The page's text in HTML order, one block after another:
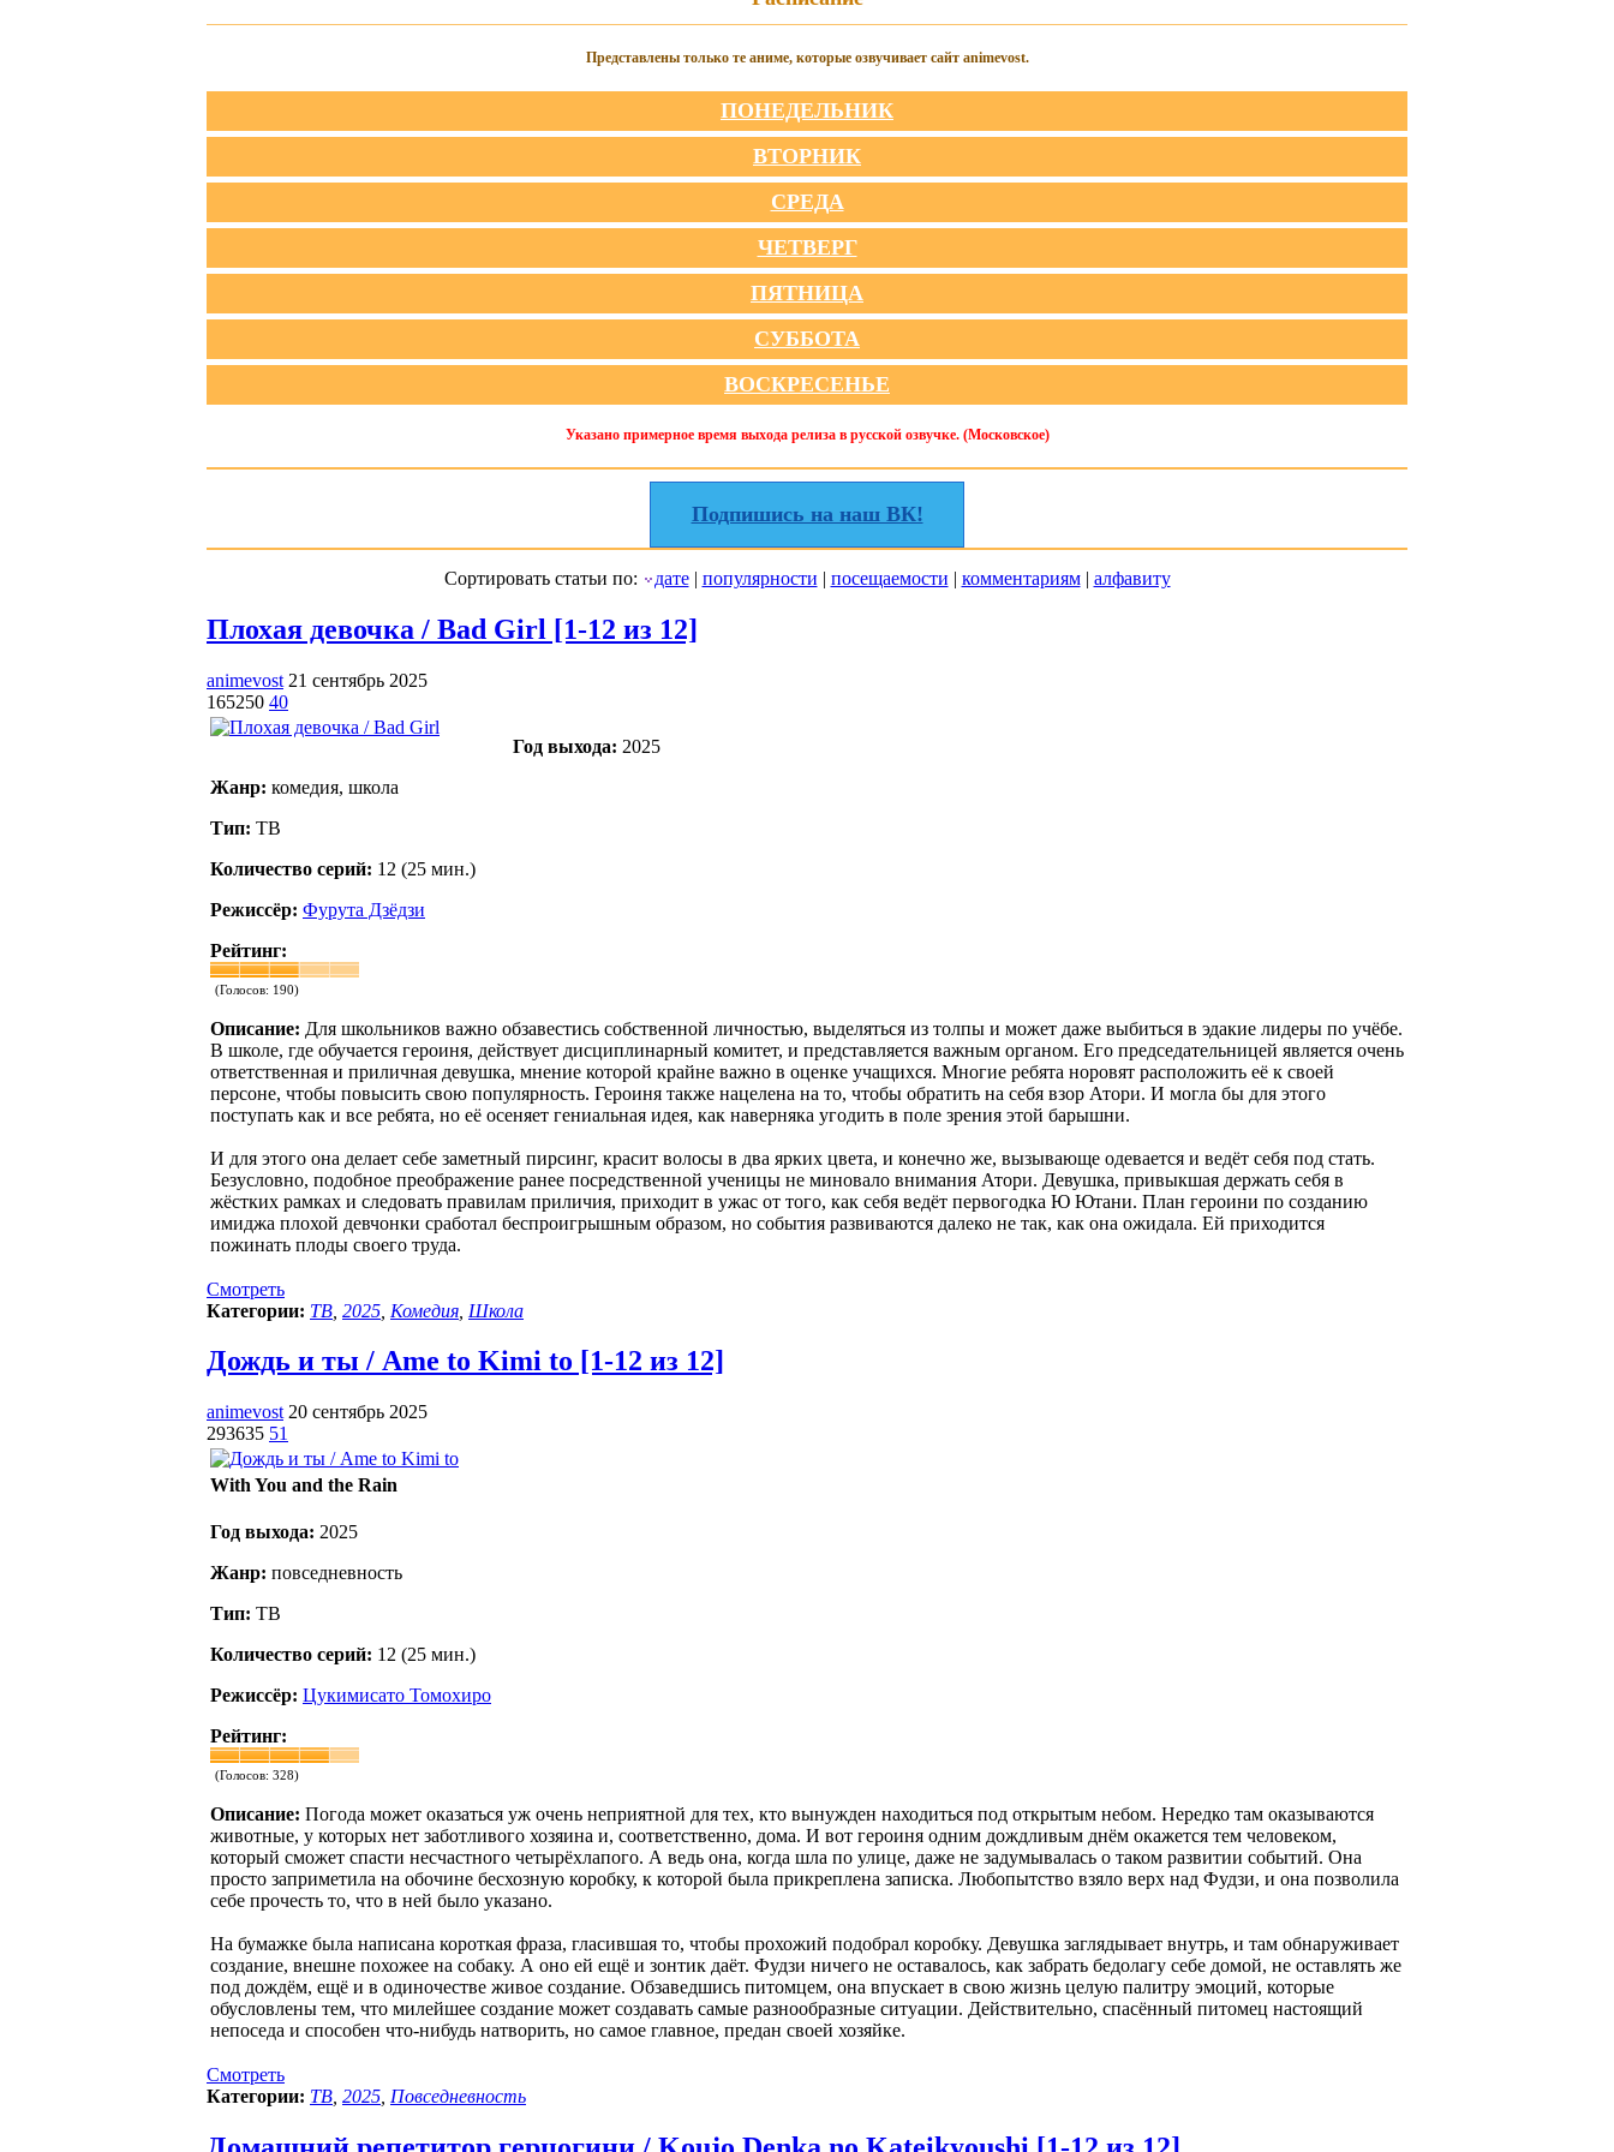
Представлены только те аниме, которые озвучивает сайт animevost.
ПОНЕДЕЛЬНИК
ВТОРНИК
СРЕДА
ЧЕТВЕРГ
ПЯТНИЦА
СУББОТА
ВОСКРЕСЕНЬЕ
Указано примерное время выхода релиза в русской озвучке. (Московское)
Подпишись на наш ВК!
Сортировать статьи по: дате| популярности | посещаемости | комментариям| алфавиту
Плохая девочка / Bad Girl [1-12 из 12]
animevost 21 сентябрь 2025
165250 40
Год выхода: 2025
Жанр: комедия, школа
Тип: ТВ
Количество серий: 12 (25 мин.)
Режиссёр: Фурута Дзёдзи
Рейтинг:
(Голосов: 190)
Описание: Для школьников важно обзавестись собственной личностью, выделяться из толпы и может даже выбиться в эдакие лидеры по учёбе.
В школе, где обучается героиня, действует дисциплинарный комитет, и представляется важным органом. Его председательницей является очень
ответственная и приличная девушка, мнение которой крайне важно в оценке учащихся. Многие ребята норовят расположить её к своей
персоне, чтобы повысить свою популярность. Героиня также нацелена на то, чтобы обратить на себя взор Атори. И могла бы для этого
поступать как и все ребята, но её осеняет гениальная идея, как наверняка угодить в поле зрения этой барышни.
И для этого она делает себе заметный пирсинг, красит волосы в два ярких цвета, и конечно же, вызывающе одевается и ведёт себя под стать.
Безусловно, подобное преображение ранее посредственной ученицы не миновало внимания Атори. Девушка, привыкшая держать себя в
жёстких рамках и следовать правилам приличия, приходит в ужас от того, как себя ведёт первогодка Ю Ютани. План героини по созданию
имиджа плохой девчонки сработал беспроигрышным образом, но события развиваются далеко не так, как она ожидала. Ей приходится
пожинать плоды своего труда.
Смотреть
Категории: ТВ 2025 Комедия Школа
Дождь и ты / Ame to Kimi to [1-12 из 12]
animevost 20 сентябрь 2025
293635 51
With You and the Rain
Год выхода: 2025
Жанр: повседневность
Тип: ТВ
Количество серий: 12 (25 мин.)
Режиссёр: Цукимисато Томохиро
Рейтинг:
(Голосов: 328)
Описание: Погода может оказаться уж очень неприятной для тех, кто вынужден находиться под открытым небом. Нередко там оказываются
животные, у которых нет заботливого хозяина и, соответственно, дома. И вот героиня одним дождливым днём окажется тем человеком,
который сможет спасти несчастного четырёхлапого. А ведь она, когда шла по улице, даже не задумывалась о таком развитии событий. Она
просто заприметила на обочине бесхозную коробку, к которой была прикреплена записка. Любопытство взяло верх над Фудзи, и она позволила
себе прочесть то, что в ней было указано.
На бумажке была написана короткая фраза, гласившая то, чтобы прохожий подобрал коробку. Девушка заглядывает внутрь, и там обнаруживает
создание, внешне похожее на собаку. А оно ей ещё и зонтик даёт. Фудзи ничего не оставалось, как забрать бедолагу себе домой, не оставлять же
под дождём, ещё и в одиночестве живое создание. Обзаведшись питомцем, она впускает в свою жизнь целую палитру эмоций, которые
обусловлены тем, что милейшее создание может создавать самые разнообразные ситуации. Действительно, спасённый питомец настоящий
непоседа и способен что-нибудь натворить, но самое главное, предан своей хозяйке.
Смотреть
Категории: ТВ 2025 Повседневность